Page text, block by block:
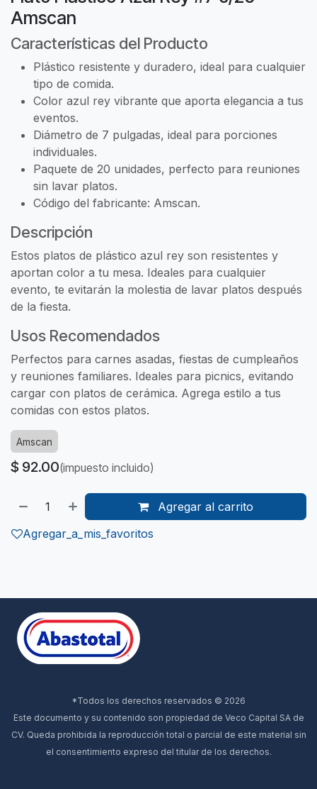
Amscan
Características del Producto
Plástico resistente y duradero, ideal para cualquier
tipo de comida.
Color azul rey vibrante que aporta elegancia a tus
eventos.
Diámetro de 7 pulgadas, ideal para porciones
individuales.
Paquete de 20 unidades, perfecto para reuniones
sin lavar platos.
Código del fabricante: Amscan.
Descripción
Estos platos de plástico azul rey son resistentes y
aportan color a tu mesa. Ideales para cualquier
evento, te evitarán la molestia de lavar platos después
de la fiesta.
Usos Recomendados
Perfectos para carnes asadas, fiestas de cumpleaños
y reuniones familiares. Ideales para picnics, evitando
cargar con platos de cerámica. Agrega estilo a tus
comidas con estos platos.
Amscan
$ 92.00(impuesto incluido)
Agregar al carrito
Agregar_a_mis_favoritos
*Todos los derechos reservados © 2026
Este documento y su contenido son propiedad de Veco Capital SA de
CV. Queda prohibida la reproducción total o parcial de este material sin
el consentimiento expreso del titular de los derechos.